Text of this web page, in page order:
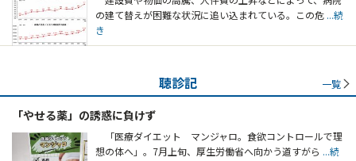
の建て替えが困難な状況に追い込まれている。この危 ...続
き
聴診記 一覧
「やせる薬」の誘惑に負けず
「医療ダイエット マンジャロ。食欲コントロールで理
想の体へ」。7月上旬、厚生労働省へ向かう道すがら ...続